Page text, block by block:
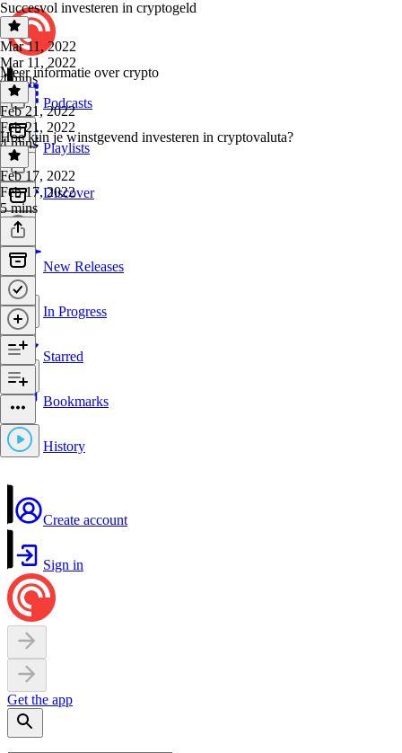
Podcasts
Playlists
Discover
New Releases
In Progress
Starred
Bookmarks
History
Create account
Sign in
Get the app
Succesvol investeren in cryptogeld
Mar 11, 2022
Mar 11, 2022
4 mins
Meer informatie over crypto
Feb 21, 2022
Feb 21, 2022
4 mins
Hoe kun je winstgevend investeren in cryptovaluta?
Feb 17, 2022
Feb 17, 2022
5 mins